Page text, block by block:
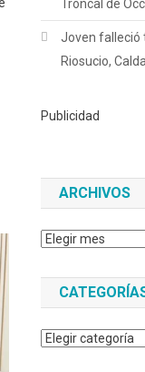
Troncal de
Joven falleció
Riosucio,
Publicidad
ARCHIVOS
Archivos
Categorías